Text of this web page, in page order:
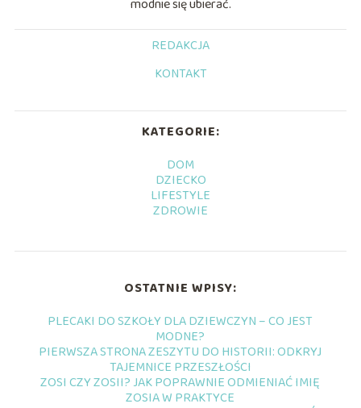
modnie się ubierać.
REDAKCJA
KONTAKT
KATEGORIE:
DOM
DZIECKO
LIFESTYLE
ZDROWIE
OSTATNIE WPISY:
PLECAKI DO SZKOŁY DLA DZIEWCZYN – CO JEST
MODNE?
PIERWSZA STRONA ZESZYTU DO HISTORII: ODKRYJ
TAJEMNICE PRZESZŁOŚCI
ZOSI CZY ZOSII? JAK POPRAWNIE ODMIENIAĆ IMIĘ
ZOSIA W PRAKTYCE